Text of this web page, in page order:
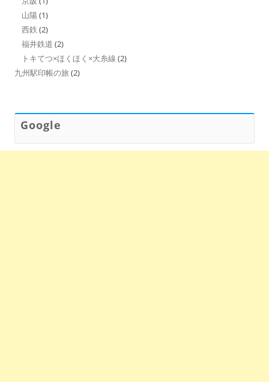
山陽 (1)
西鉄 (2)
福井鉄道 (2)
トキてつ×ほくほく×大糸線 (2)
九州駅印帳の旅 (2)
Google